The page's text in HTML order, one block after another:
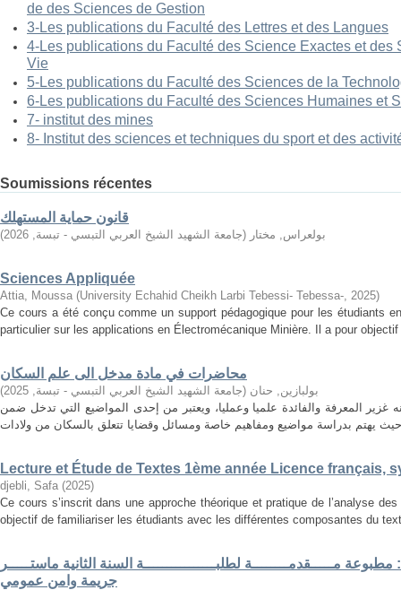
de des Sciences de Gestion
3-Les publications du Faculté des Lettres et des Langues
4-Les publications du Faculté des Science Exactes et des
Vie
5-Les publications du Faculté des Sciences de la
6-Les publications du Faculté des Sciences Humaines et
7- institut des mines
8- Institut des sciences et techniques du sport et des
Soumissions récentes
قانون حماية المستهلك
بولعراس, مختار (جامعة الشهيد الشيخ العربي التبسي - تبسة,
2026
)
Sciences Appliquée
Attia, Moussa (University Echahid Cheikh Larbi Tebessi- Tebessa-, 2025)
Ce cours a été conçu comme un support pédagogique pour les étudiants
particulier sur les applications en Électromécanique Minière. Il a pour
محاضرات في مادة مدخل الى علم السكان
بولبازين, حنان (جامعة الشهيد الشيخ العربي التبسي - تبسة,
2025
)
غزير المعرفة والفائدة علميا وعمليا، ويعتبر من إحدى المواضيع التي تدخل ضمن
Lecture et Étude de Textes 1ème année Licence français,
djebli, Safa (2025)
Ce cours s’inscrit dans une approche théorique et pratique de l’analyse
objectif de familiariser les étudiants avec les différentes composantes du
مـــــقدمــــــــة لطلبــــــــــــــــة السنة الثانية ماستـــــر
جريمة وامن عمومي